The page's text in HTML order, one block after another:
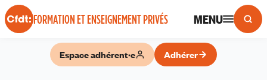
Panneau de gestion des cookies
FORMATION ET ENSEIGNEMENT PRIVÉS MENU
Espace adhérent·e Adhérer